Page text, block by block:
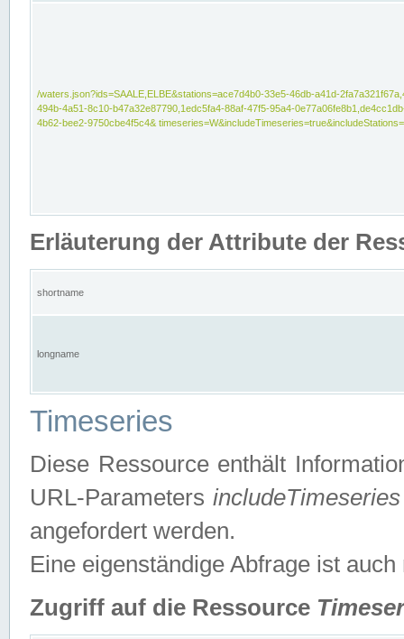
/waters.json?ids=SAALE,ELBE&stations=ace7d4b0-33e5-46db-a41d-
494b-4a51-8c10-b47a32e87790,1edc5fa4-88af-47f5-95a4-
4b62-bee2-9750cbe4f5c4&
Erläuterung der Attribute der
shortname
longname
Timeseries
Diese Ressource enthält
URL-ParametersincludeTimeseries
angefordert werden.
Eine eigenständige Abfrage ist auch
Zugriff auf die Ressource